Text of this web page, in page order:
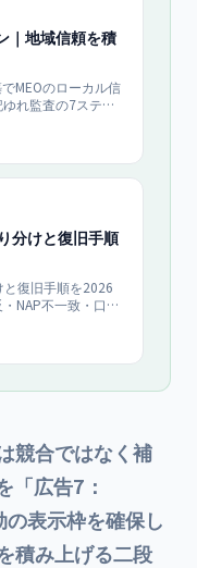
｜地域信頼を積
MEOのローカル信
れ監査の7ステッ
る2026年最新チェ
分けと復旧手順
と復旧手順を2026
NAP不一致・口コ
2〜8週間での復旧
競合ではなく補
「広告7：
表示枠を確保し
積み上げる二段